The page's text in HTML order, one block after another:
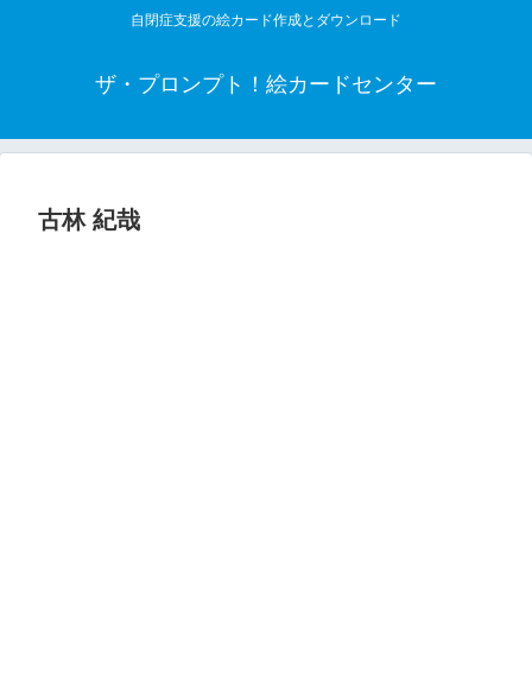
自閉症支援の絵カード作成とダウンロード
ザ・プロンプト！絵カードセンター
古林 紀哉